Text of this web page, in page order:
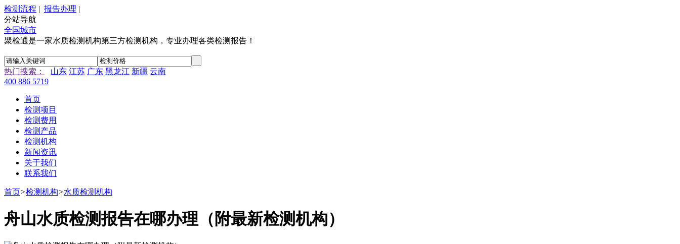
检测流程 | 报告办理 |
分站导航
全国城市
聚检通是一家水质检测机构第三方检测机构，专业办理各类检测报告！
热门搜索： 山东 江苏 广东 黑龙江 新疆 云南
400 886 5719
首页
检测项目
检测费用
检测产品
检测机构
新闻资讯
关于我们
联系我们
首页>检测机构>水质检测机构
舟山水质检测报告在哪办理（附最新检测机构）